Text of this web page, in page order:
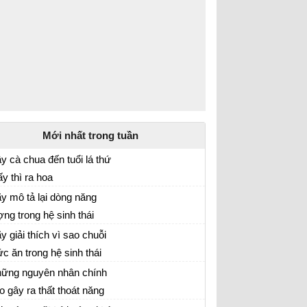
Mới nhất trong tuần
cà chua đến tuổi lá thứ
thì ra hoa
học 12
mô tả lại dòng năng
trong hệ sinh thái
giải thích vì sao chuỗi
ăn trong hệ sinh thái
thể kéo dài, quá 6 mắt
nguyên nhân chính
gây ra thất thoát năng